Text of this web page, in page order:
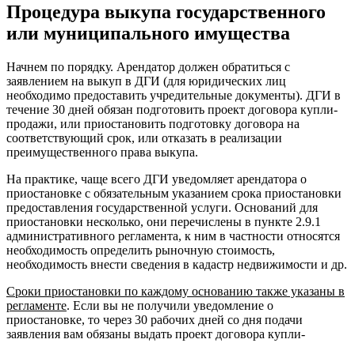
Процедура выкупа государственного
или муниципального имущества
Начнем по порядку. Арендатор должен обратиться с
заявлением на выкуп в ДГИ (для юридических лиц
необходимо предоставить учредительные документы). ДГИ в
течение 30 дней обязан подготовить проект договора купли-
продажи, или приостановить подготовку договора на
соответствующий срок, или отказать в реализации
преимущественного права выкупа.
На практике, чаще всего ДГИ уведомляет арендатора о
приостановке с обязательным указанием срока приостановки
предоставления государственной услуги. Оснований для
приостановки несколько, они перечислены в пункте 2.9.1
административного регламента, к ним в частности относятся
необходимость определить рыночную стоимость,
необходимость внести сведения в кадастр недвижимости и др.
Сроки приостановки по каждому основанию также указаны в
регламенте. Если вы не получили уведомление о
приостановке, то через 30 рабочих дней со дня подачи
заявления вам обязаны выдать проект договора купли-